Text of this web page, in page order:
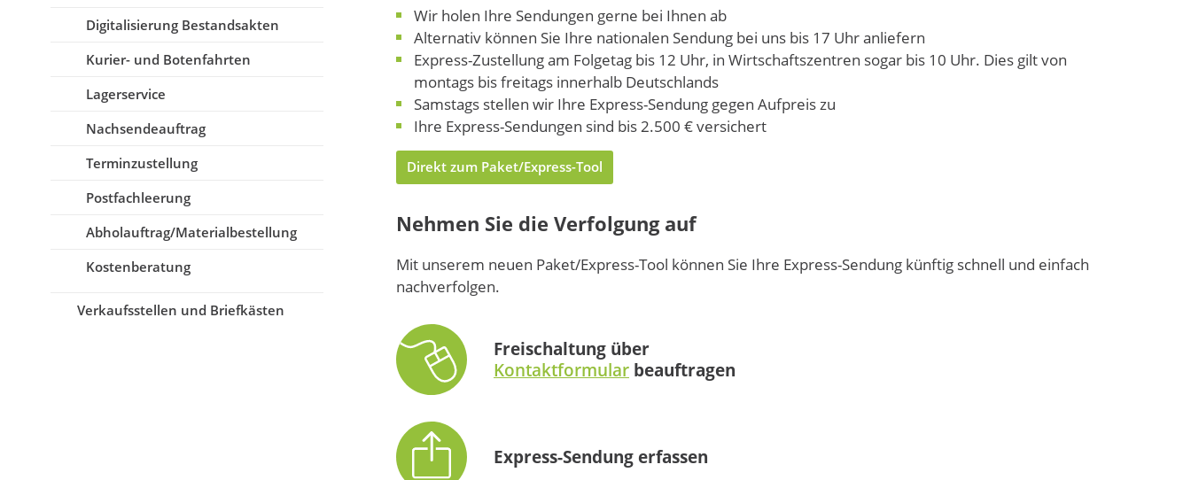
Digitalisierung Bestandsakten
Kurier- und Botenfahrten
Lagerservice
Nachsende­auftrag
Terminzustellung
Postfachleerung
Abholauftrag/Materialbestellung
Kostenberatung
Verkaufsstellen und Briefkästen
Wir holen Ihre Sendungen gerne bei Ihnen ab
Alternativ können Sie Ihre nationalen Sendung bei uns bis 17 Uhr anliefern
Express-Zustellung am Folgetag bis 12 Uhr, in Wirtschaftszentren sogar bis 10 Uhr. Dies gilt von
montags bis freitags innerhalb Deutschlands
Samstags stellen wir Ihre Express-Sendung gegen Aufpreis zu
Ihre Express-Sendungen sind bis 2.500 € versichert
Direkt zum Paket/Express-Tool
Nehmen Sie die Verfolgung auf
Mit unserem neuen Paket/Express-Tool können Sie Ihre Express-Sendung künftig schnell und einfach
nachverfolgen.
Freischaltung über
Kontaktformular beauftragen
Express-Sendung erfassen